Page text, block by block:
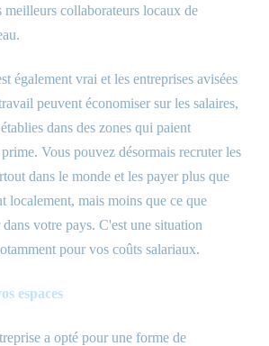
meilleurs collaborateurs locaux de
également vrai et les entreprises avisées
peuvent économiser sur les salaires,
dans des zones qui paient
Vous pouvez désormais recruter les
dans le monde et les payer plus que
localement, mais moins que ce que
votre pays. C'est une situation
pour vos coûts salariaux.
espaces
a opté pour une forme de